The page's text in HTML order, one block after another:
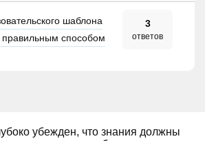
шаблона
правильным способом
3
ответов
убежден, что знания должны